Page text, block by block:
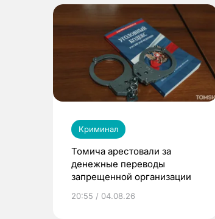
Криминал
Томича арестовали за
денежные переводы
запрещенной организации
20:55 / 04.08.26